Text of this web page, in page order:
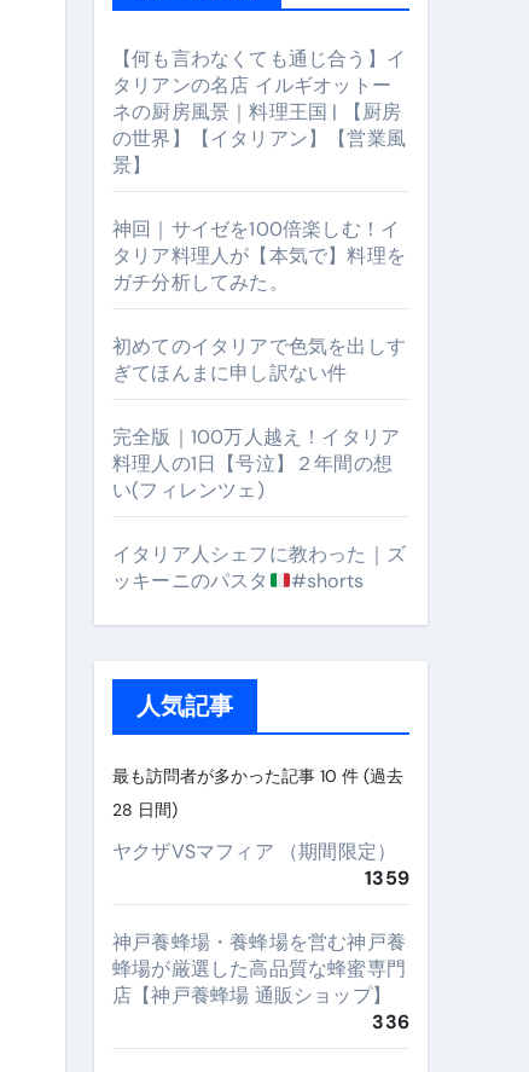
の世界】【イタリアン】【営業風景】
【何も言わなくても通じ合う】イ
タリアンの名店 イルギオットー
ネの厨房風景｜料理王国 | 【厨房
の世界】【イタリアン】【営業風
景】
神回｜サイゼを100倍楽しむ！イ
タリア料理人が【本気で】料理を
ガチ分析してみた。
初めてのイタリアで色気を出しす
ぎてほんまに申し訳ない件
完全版｜100万人越え！イタリア
料理人の1日【号泣】２年間の想
い(フィレンツェ)
イタリア人シェフに教わった｜ズ
ッキーニのパスタ
#shorts
人気記事
最も訪問者が多かった記事 10 件 (過去
28 日間)
ヤクザVSマフィア （期間限定）
1359
神戸養蜂場・養蜂場を営む神戸養
蜂場が厳選した高品質な蜂蜜専門
店【神戸養蜂場 通販ショップ】
336